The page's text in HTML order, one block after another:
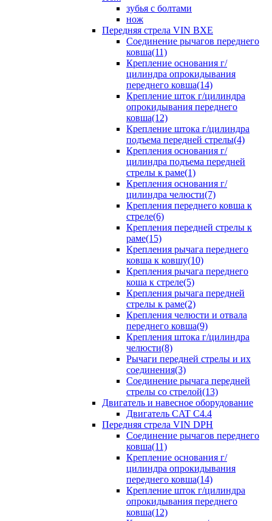
зубья с болтами
нож
Передняя стрела VIN BXE
Cоединение рычагов переднего
ковша(11)
Крепление основания г/
цилиндра опрокидывания
переднего ковша(14)
Крепление шток г/цилиндра
опрокидывания переднего
ковша(12)
Крепление штока г/цилиндра
подъема передней стрелы(4)
Крепления основания г/
цилиндра подъема передней
стрелы к раме(1)
Крепления основания г/
цилиндра челюсти(7)
Крепления переднего ковша к
стреле(6)
Крепления передней стрелы к
раме(15)
Крепления рычага переднего
ковша к ковшу(10)
Крепления рычага переднего
коша к стреле(5)
Крепления рычага передней
стрелы к раме(2)
Крепления челюсти и отвала
переднего ковша(9)
Крепления штока г/цилиндра
челюсти(8)
Рычаги передней стрелы и их
соединения(3)
Соединение рычага передней
стрелы со стрелой(13)
Двигатель и навесное оборудование
Двигатель CAT C4.4
Передняя стрела VIN DPH
Cоединение рычагов переднего
ковша(11)
Крепление основания г/
цилиндра опрокидывания
переднего ковша(14)
Крепление шток г/цилиндра
опрокидывания переднего
ковша(12)